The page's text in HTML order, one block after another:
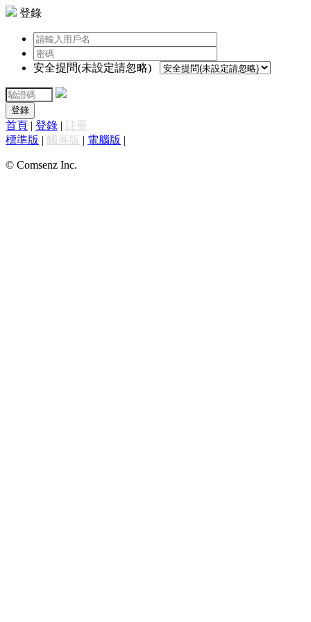
登錄
安全提問(未設定請忽略)
登錄
首頁 | 登錄 | 註冊
標準版 | 觸屏版 | 電腦版 |
© Comsenz Inc.